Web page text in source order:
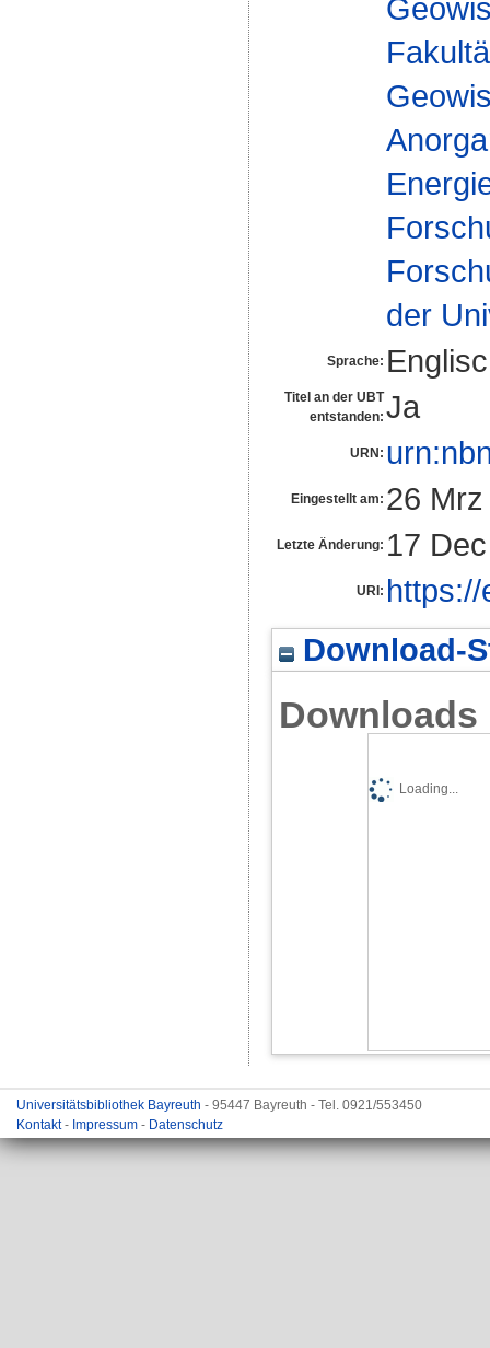
der
Sprache:
Titel an der UBT
entstanden: Ja
URN:
Eingestellt am: 26
Letzte Änderung: 17
URI:
Download-
Downloads
Loading...
Universitätsbibliothek Bayreuth - 95447 Bayreuth - Tel. 0921/553450
Kontakt- Impressum - Datenschutz